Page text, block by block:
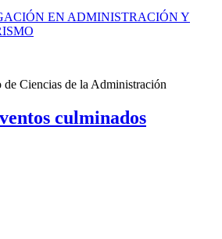
EN ADMINISTRACIÓN Y
de Ciencias de la Administración
culminados